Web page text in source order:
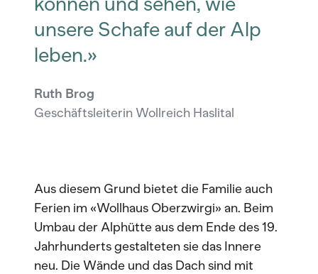
unsere Schafe auf der Alp
leben.»
Ruth Brog
Geschäftsleiterin Wollreich Haslital
Aus diesem Grund bietet die Familie auch
Ferien im «Wollhaus Oberzwirgi» an. Beim
Umbau der Alphütte aus dem Ende des 19.
Jahrhunderts gestalteten sie das Innere
neu. Die Wände und das Dach sind mit